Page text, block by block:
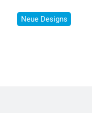
Neue Designs